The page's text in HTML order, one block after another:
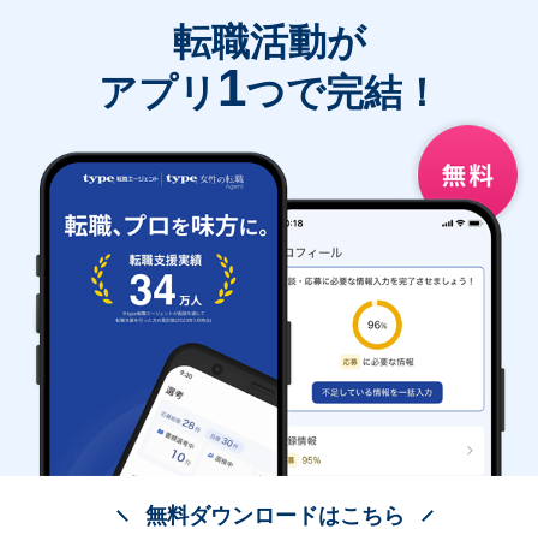
転職活動が
アプリ 1つで完結！
無料ダウンロードはこちら